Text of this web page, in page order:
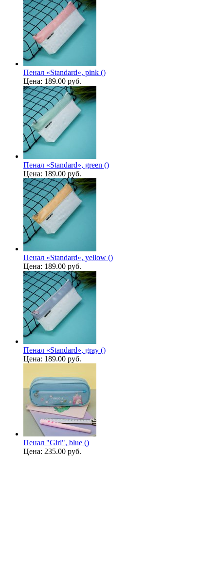
Пенал «Standard», pink ()
Цена: 189.00 руб.
Пенал «Standard», green ()
Цена: 189.00 руб.
Пенал «Standard», yellow ()
Цена: 189.00 руб.
Пенал «Standard», gray ()
Цена: 189.00 руб.
Пенал "Girl", blue ()
Цена: 235.00 руб.